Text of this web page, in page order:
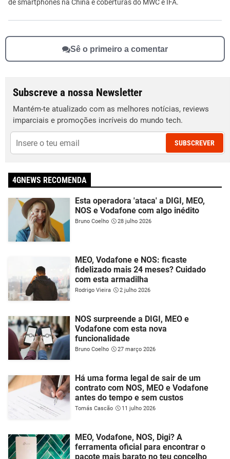
de smartphones na China e coberturas do MWC e IFA.
Sê o primeiro a comentar
Subscreve a nossa Newsletter
Mantém-te atualizado com as melhores notícias, reviews
imparciais e promoções incríveis do mundo tech.
SUBSCREVER
4GNEWS RECOMENDA
Esta operadora 'ataca' a DIGI, MEO,
NOS e Vodafone com algo inédito
Bruno Coelho 28 julho 2026
MEO, Vodafone e NOS: ficaste
fidelizado mais 24 meses? Cuidado
com esta armadilha
Rodrigo Vieira 2 julho 2026
NOS surpreende a DIGI, MEO e
Vodafone com esta nova
funcionalidade
Bruno Coelho 27 março 2026
Há uma forma legal de sair de um
contrato com NOS, MEO e Vodafone
antes do tempo e sem custos
Tomás Cascão 11 julho 2026
MEO, Vodafone, NOS, Digi? A
ferramenta oficial para encontrar o
pacote mais barato no teu concelho